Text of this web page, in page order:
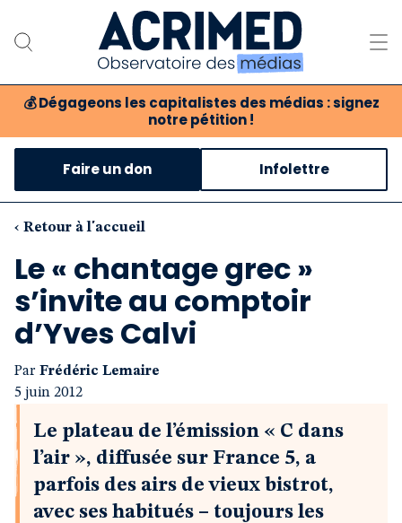
💰 Dégageons les capitalistes des médias : signez
notre pétition !
Notre association
Notre critique des médias
Nos propositions
Notre revue
Boutique
Faire un don Infolettre
‹ Retour à l'accueil
Le « chantage grec »
s’invite au comptoir
d’Yves Calvi
Par Frédéric Lemaire
5 juin 2012
Le plateau de l’émission « C dans
l’air », diffusée sur France 5, a
parfois des airs de vieux bistrot,
avec ses habitués – toujours les